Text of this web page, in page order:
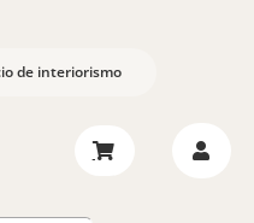
de interiorismo